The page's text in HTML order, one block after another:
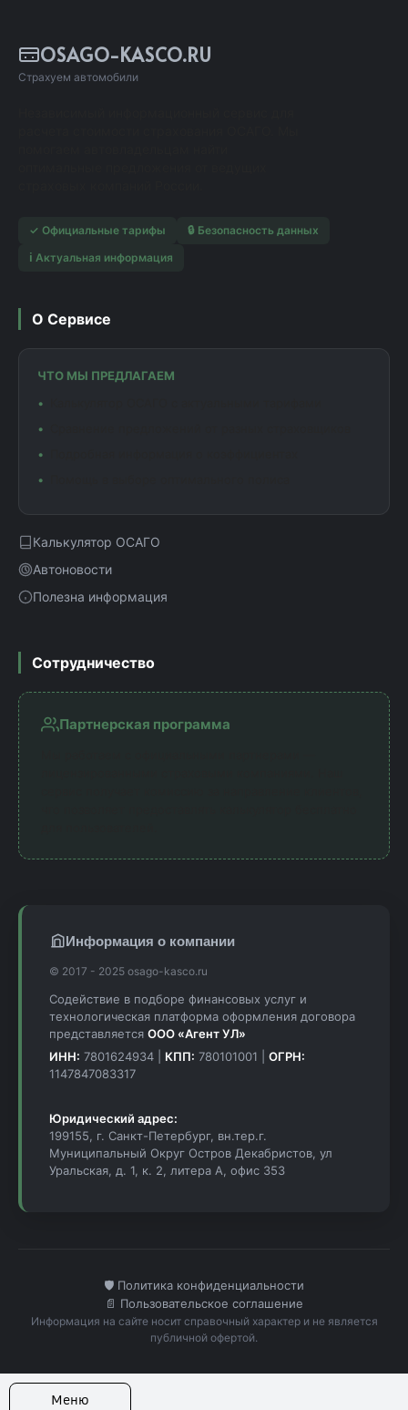
OSAGO-KASCO.RU
Страхуем автомобили
✓ Официальные тарифы
🔒 Безопасность данных
ℹ️ Актуальная информация
О Сервисе
ЧТО МЫ ПРЕДЛАГАЕМ
Калькулятор ОСАГО
Автоновости
Полезна информация
Сотрудничество
Партнерская программа
Информация о компании
© 2017 - 2025 osago-kasco.ru
Содействие в подборе финансовых услуг и
технологическая платформа оформления договора
представляется ООО «Агент УЛ»
ИНН: 7801624934 | КПП: 780101001 | ОГРН:
1147847083317
Юридический адрес:
199155, г. Санкт-Петербург, вн.тер.г.
Муниципальный Округ Остров Декабристов, ул
Уральская, д. 1, к. 2, литера А, офис 353
🛡️ Политика конфиденциальности
📄 Пользовательское соглашение
Информация на сайте носит справочный характер и не является
публичной офертой.
Меню